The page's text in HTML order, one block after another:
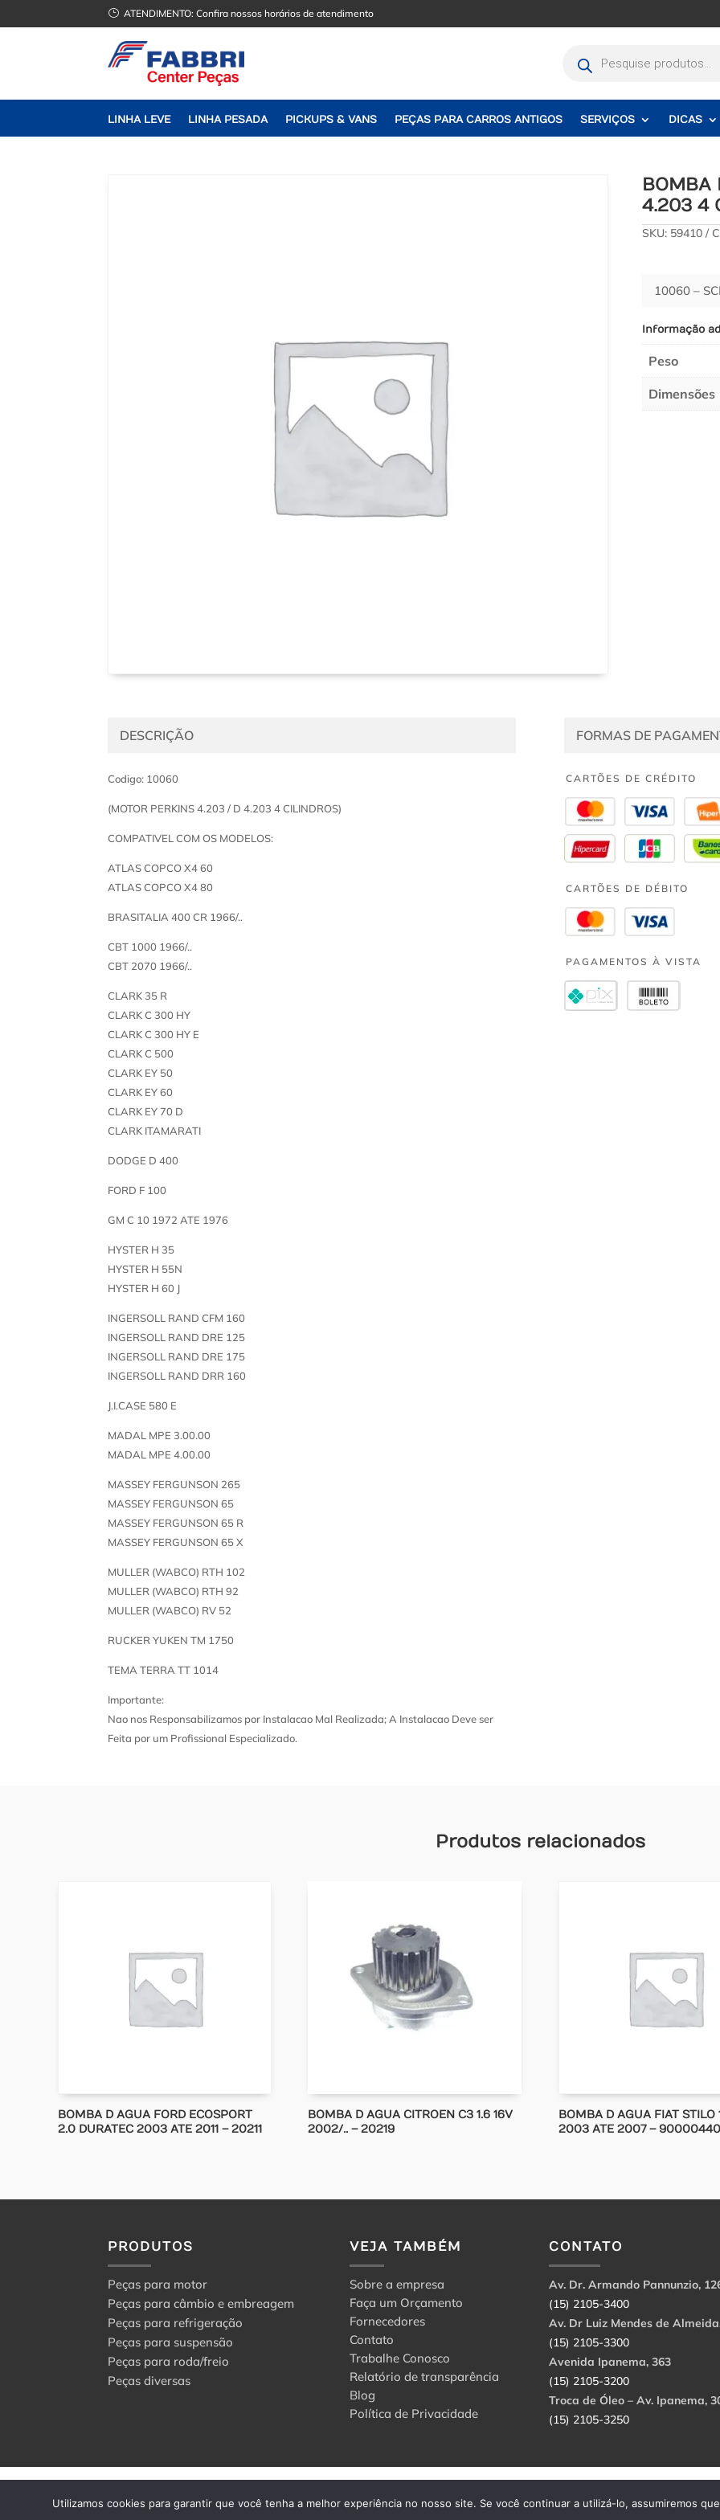
} ATENDIMENTO:Confira nossos horários de atendimento
produtos
LINHA LEVE LINHA PESADA PICKUPS & VANS PEÇAS PARA CARROS ANTIGOS SERVIÇOS DICAS
BOMBA
4.203 4
SKU: 59410
10060 –
Informação
Peso
Dimensões
DESCRIÇÃO
Codigo: 10060
(MOTOR PERKINS 4.203 / D 4.203 4 CILINDROS)
COMPATIVEL COM OS MODELOS:
ATLAS COPCO X4 60
ATLAS COPCO X4 80
BRASITALIA 400 CR 1966/..
CBT 1000 1966/..
CBT 2070 1966/..
CLARK 35 R
CLARK C 300 HY
CLARK C 300 HY E
CLARK C 500
CLARK EY 50
CLARK EY 60
CLARK EY 70 D
CLARK ITAMARATI
DODGE D 400
FORD F 100
GM C 10 1972 ATE 1976
HYSTER H 35
HYSTER H 55N
HYSTER H 60 J
INGERSOLL RAND CFM 160
INGERSOLL RAND DRE 125
INGERSOLL RAND DRE 175
INGERSOLL RAND DRR 160
J.I.CASE 580 E
MADAL MPE 3.00.00
MADAL MPE 4.00.00
MASSEY FERGUNSON 265
MASSEY FERGUNSON 65
MASSEY FERGUNSON 65 R
MASSEY FERGUNSON 65 X
MULLER (WABCO) RTH 102
MULLER (WABCO) RTH 92
MULLER (WABCO) RV 52
RUCKER YUKEN TM 1750
TEMA TERRA TT 1014
Importante:
Nao nos Responsabilizamos por Instalacao Mal Realizada; A Instalacao Deve ser
Feita por um Profissional Especializado.
FORMAS DE
CARTÕES DE CRÉDITO
CARTÕES DE DÉBITO
PAGAMENTOS À VISTA
Produtos relacionados
BOMBA D AGUA FORD ECOSPORT
2.0 DURATEC 2003 ATE 2011 – 20211
BOMBA D AGUA CITROEN C3 1.6 16V
2002/.. – 20219
BOMBA D AGUA FIAT STILO
2003 ATE 2007 – 90000440
PRODUTOS
Peças para motor
Peças para câmbio e embreagem
Peças para refrigeração
Peças para suspensão
Peças para roda/freio
Peças diversas
VEJA TAMBÉM
Sobre a empresa
Faça um Orçamento
Fornecedores
Contato
Trabalhe Conosco
Relatório de transparência
Blog
Política de Privacidade
CONTATO
Av. Dr. Armando Pannunzio,
(15) 2105-3400
Av. Dr Luiz Mendes de
(15) 2105-3300
Avenida Ipanema, 363
(15) 2105-3200
Troca de Óleo – Av. Ipanema,
(15) 2105-3250
Todos os direitos reservados.
Utilizamos cookies para garantir que você tenha a melhor experiência no nosso site. Se você continuar a utilizá-lo, assumiremos